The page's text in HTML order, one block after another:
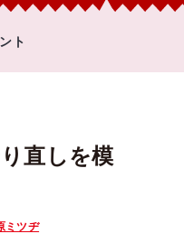
ト
直しを模
ミツヂ